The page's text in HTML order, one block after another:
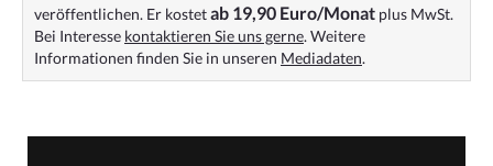
veröffentlichen. Er kostetab 19,90 Euro/Monat plus MwSt.
Bei Interesse kontaktieren Sie uns gerne. Weitere
Informationen finden Sie in unseren Mediadaten.